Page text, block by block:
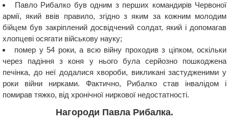
Павло Рибалко був одним з перших командирів Червоної
армії, який ввів правило, згідно з яким за кожним молодим
бійцем був закріплений досвідчений солдат, який і допомагав
хлопцеві осягати військову науку;
помер у 54 роки, а всю війну проходив з ціпком, оскільки
через падіння з коня у нього була серйозно пошкоджена
печінка, до неї додалися хвороби, викликані застудженими у
роки війни нирками. Фактично, Рибалко став інвалідом і
помирав тяжко, від хронічної ниркової недостатності.
Нагороди Павла Рибалка.